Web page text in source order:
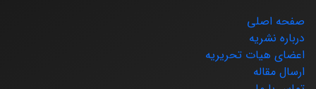
صفحه اصلی
درباره نشریه
اعضای هیات تحریریه
ارسال مقاله